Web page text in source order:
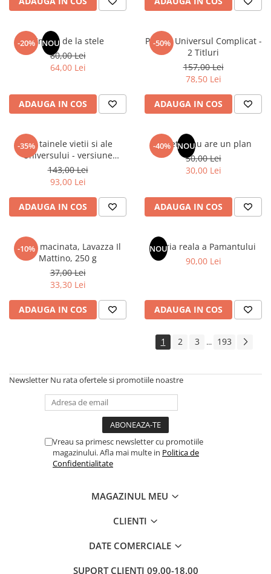
-20% NOU
Un dar de la stele
80,00 Lei
64,00 Lei
ADAUGA IN COS
-50%
Pachet Universul Complicat -
2 Titluri
157,00 Lei
78,50 Lei
ADAUGA IN COS
-35%
Din tainele vietii si ale
Universului - versiune
originala din 1939. Volumele I-
III.
143,00 Lei
93,00 Lei
ADAUGA IN COS
-40% NOU
Sufletul tau are un plan
50,00 Lei
30,00 Lei
ADAUGA IN COS
-10%
Cafea macinata, Lavazza Il
Mattino, 250 g
37,00 Lei
33,30 Lei
ADAUGA IN COS
NOU
Istoria reala a Pamantului
90,00 Lei
ADAUGA IN COS
1 2 3 ... 193
Newsletter Nu rata ofertele si promotiile noastre
Vreau sa primesc newsletter cu promotiile
magazinului. Afla mai multe in Politica de
Confidentialitate
MAGAZINUL MEU
CLIENTI
DATE COMERCIALE
SUPORT CLIENTI 09.00-18.00